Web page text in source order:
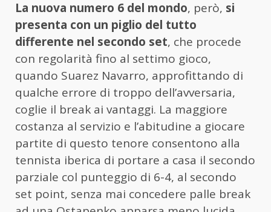
La nuova numero 6 del mondo, però, si
presenta con un piglio del tutto
differente nel secondo set, che procede
con regolarità fino al settimo gioco,
quando Suarez Navarro, approfittando di
qualche errore di troppo dell’avversaria,
coglie il break ai vantaggi. La maggiore
costanza al servizio e l’abitudine a giocare
partite di questo tenore consentono alla
tennista iberica di portare a casa il secondo
parziale col punteggio di 6-4, al secondo
set point, senza mai concedere palle break